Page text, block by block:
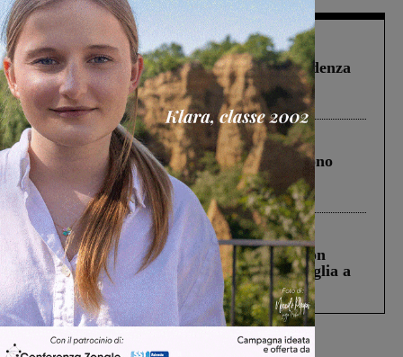
Figline Incisa Valdarno 1 Agosto 2026
Piscina di Figline finanziata oltre la scadenza
Pnrr, il gruppo di Fratelli d’Italia: “Un
ringraziamento al Governo”
Cronaca 4 Agosto 2026
Un anno fa la strage in A1 in cui morirono
Gianni, Giulia e Franco. Lo schianto, il
processo, lo stop ai sorpassi fra tir....
Cronaca 3 Agosto 2026
Scomparso da una struttura di Castiglion
Fiorentino l’uomo che aveva ucciso la figlia a
Levane nel 2020